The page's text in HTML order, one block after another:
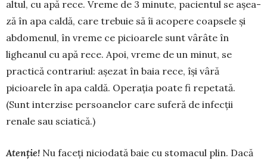
altul, cu apă rece. Vreme de 3 mi­nute, pacientul se așea­
ză în apa caldă, care trebuie să îi acopere coapsele și
abdomenul, în vreme ce picioarele sunt vârâte în
lighea­nul cu apă rece. Apoi, vreme de un minut, se
practică con­trariul: așezat în baia rece, își vâră
picioarele în apa caldă. Operația poate fi repetată.
(Sunt interzise persoa­nelor care suferă de infecții
renale sau sciatică.)
Atenție! Nu faceți niciodată baie cu stomacul plin. Dacă